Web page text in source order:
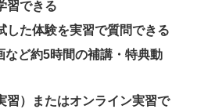
習できる
した体験を実習で質問できる
など約5時間の補講・特典動
習）またはオンライン実習で